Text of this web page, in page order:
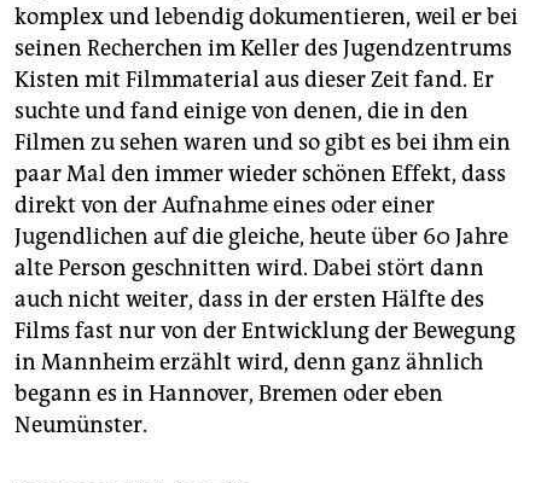
komplex und lebendig dokumentieren, weil er bei
seinen Recherchen im Keller des Jugendzentrums
Kisten mit Filmmaterial aus dieser Zeit fand. Er
suchte und fand einige von denen, die in den
Filmen zu sehen waren und so gibt es bei ihm ein
paar Mal den immer wieder schönen Effekt, dass
direkt von der Aufnahme eines oder einer
Jugendlichen auf die gleiche, heute über 60 Jahre
alte Person geschnitten wird. Dabei stört dann
auch nicht weiter, dass in der ersten Hälfte des
Films fast nur von der Entwicklung der Bewegung
in Mannheim erzählt wird, denn ganz ähnlich
begann es in Hannover, Bremen oder eben
Neumünster.